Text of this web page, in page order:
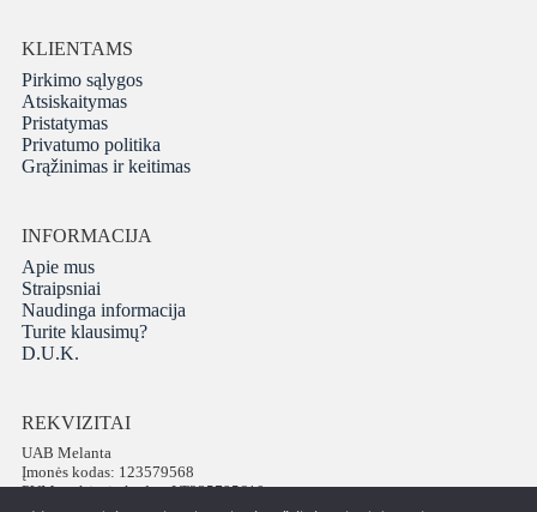
KLIENTAMS
Pirkimo sąlygos
Atsiskaitymas
Pristatymas
Privatumo politika
Grąžinimas ir keitimas
INFORMACIJA
Apie mus
Straipsniai
Naudinga informacija
Turite klausimų?
D.U.K.
REKVIZITAI
UAB Melanta
Įmonės kodas: 123579568
PVM mokėtojo kodas: LT235795610